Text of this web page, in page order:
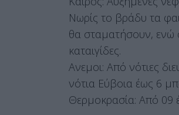
Νωρίς το βράδυ τα
θα σταματήσουν, ενώ
καταιγίδες.
Ανεμοι: Από νότιες
νότια Εύβοια έως 6
Θερμοκρασία: Από 09